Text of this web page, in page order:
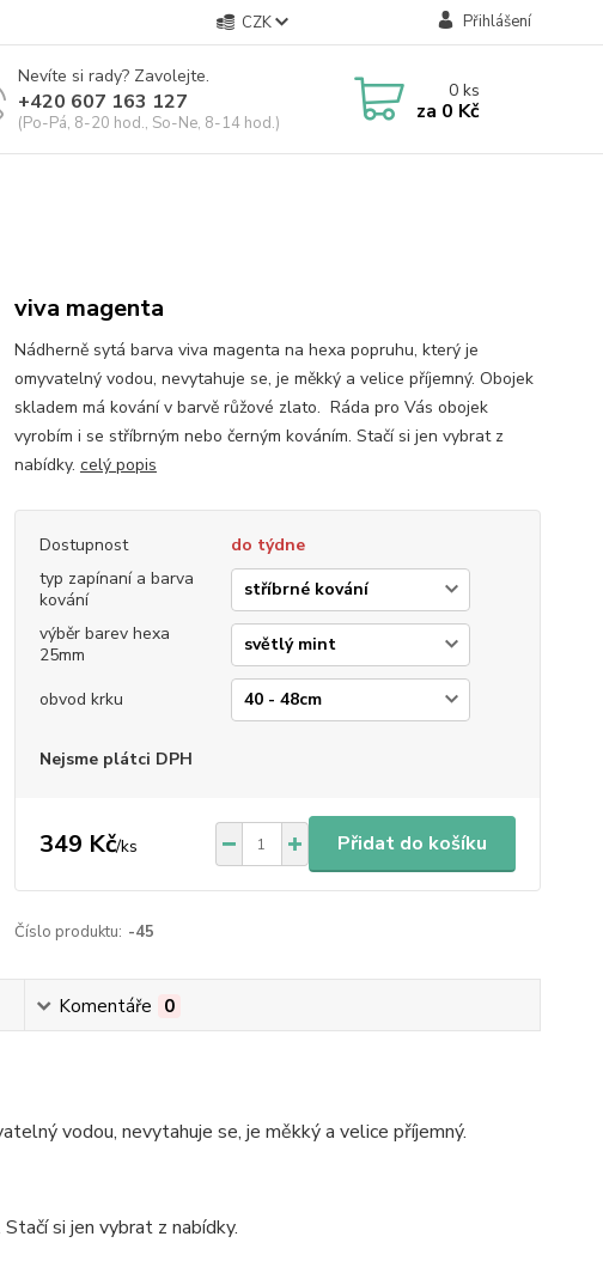
CZK Přihlášení
Nevíte si rady? Zavolejte.
+420 607 163 127
(Po-Pá, 8-20 hod., So-Ne, 8-14 hod.)
0ks
za 0 Kč
viva magenta
Nádherně sytá barva viva magenta na hexa popruhu, který je
omyvatelný vodou, nevytahuje se, je měkký a velice příjemný. Obojek
skladem má kování v barvě růžové zlato. Ráda pro Vás obojek
vyrobím i se stříbrným nebo černým kováním. Stačí si jen vybrat z
nabídky. celý popis
Dostupnost
do týdne
typ zapínaní a barva
kování
výběr barev hexa
25mm
obvod krku
Nejsme plátci DPH
349 Kč/ks Přidat do košíku
Číslo produktu: -45
Komentáře 0
vodou, nevytahuje se, je měkký a velice příjemný.
si jen vybrat z nabídky.